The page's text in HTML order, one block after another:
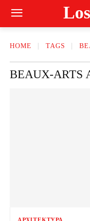
HOME TAGS
BEAUX-ARTS